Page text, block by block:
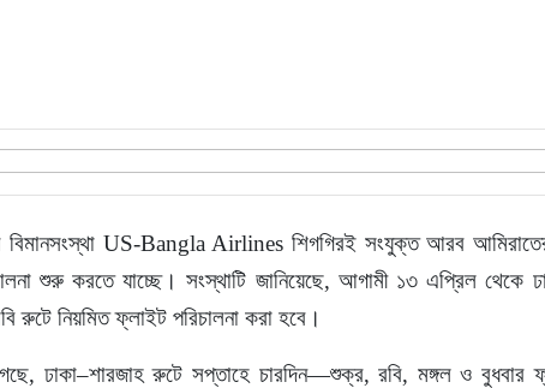
বিমানসংস্থা US-Bangla Airlines শিগগিরই সংযুক্ত আরব
শুরু করতে যাচ্ছে। সংস্থাটি জানিয়েছে, আগামী ১৩ এপ্রিল থেকে
রুটে নিয়মিত ফ্লাইট পরিচালনা করা হবে।
ঢাকা–শারজাহ রুটে সপ্তাহে চারদিন—শুক্র, রবি, মঙ্গল ও বুধবার